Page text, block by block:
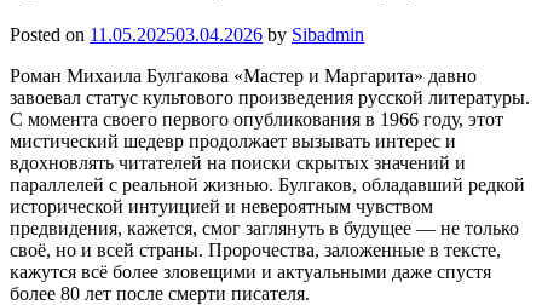
Posted on 11.05.202503.04.2026 by Sibadmin
Роман Михаила Булгакова «Мастер и Маргарита» давно
завоевал статус культового произведения русской литературы.
С момента своего первого опубликования в 1966 году, этот
мистический шедевр продолжает вызывать интерес и
вдохновлять читателей на поиски скрытых значений и
параллелей с реальной жизнью. Булгаков, обладавший редкой
исторической интуицией и невероятным чувством
предвидения, кажется, смог заглянуть в будущее — не только
своё, но и всей страны. Пророчества, заложенные в тексте,
кажутся всё более зловещими и актуальными даже спустя
более 80 лет после смерти писателя.